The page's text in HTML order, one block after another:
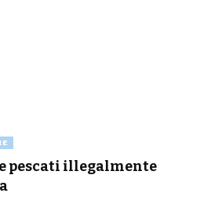
pescati illegalmente